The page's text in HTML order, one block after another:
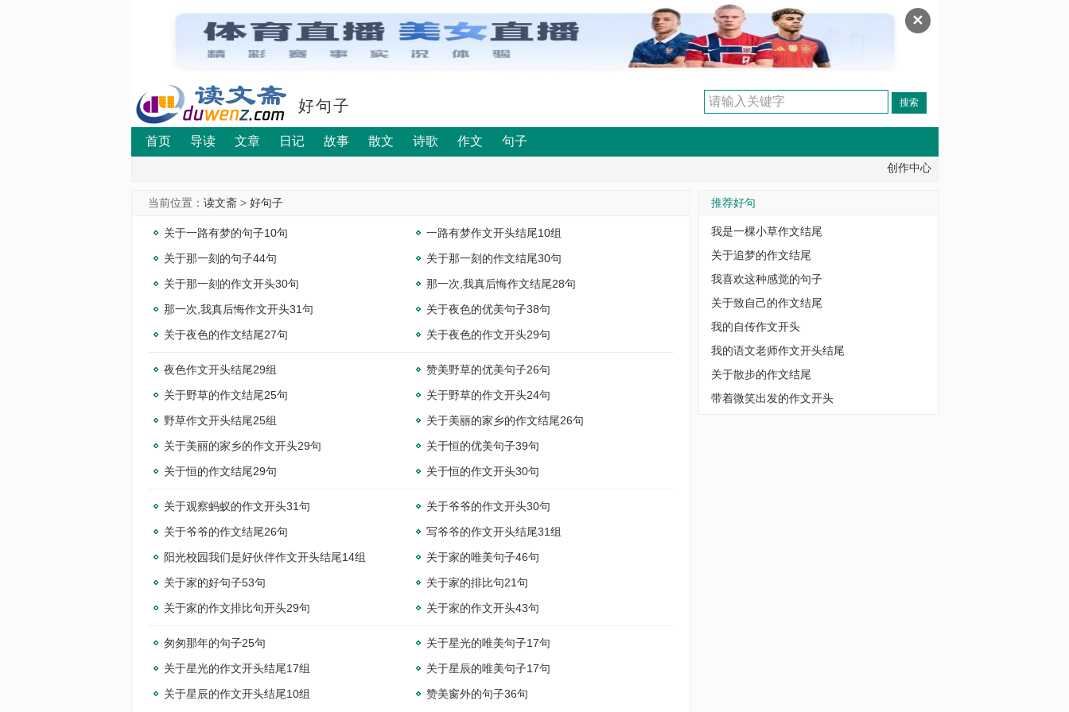
✕
好句子
首页 导读 文章 日记 故事 散文 诗歌 作文 句子
创作中心
当前位置： 读文斋> 好句子
关于一路有梦的句子10句
一路有梦作文开头结尾10组
关于那一刻的句子44句
关于那一刻的作文结尾30句
关于那一刻的作文开头30句
那一次,我真后悔作文结尾28句
那一次,我真后悔作文开头31句
关于夜色的优美句子38句
关于夜色的作文结尾27句
关于夜色的作文开头29句
夜色作文开头结尾29组
赞美野草的优美句子26句
关于野草的作文结尾25句
关于野草的作文开头24句
野草作文开头结尾25组
关于美丽的家乡的作文结尾26句
关于美丽的家乡的作文开头29句
关于恒的优美句子39句
关于恒的作文结尾29句
关于恒的作文开头30句
关于观察蚂蚁的作文开头31句
关于爷爷的作文开头30句
关于爷爷的作文结尾26句
写爷爷的作文开头结尾31组
阳光校园我们是好伙伴作文开头结尾14组
关于家的唯美句子46句
关于家的好句子53句
关于家的排比句21句
关于家的作文排比句开头29句
关于家的作文开头43句
匆匆那年的句子25句
关于星光的唯美句子17句
关于星光的作文开头结尾17组
关于星辰的唯美句子17句
关于星辰的作文开头结尾10组
赞美窗外的句子36句
推荐好句
我是一棵小草作文结尾
关于追梦的作文结尾
我喜欢这种感觉的句子
关于致自己的作文结尾
我的自传作文开头
我的语文老师作文开头结尾
关于散步的作文结尾
带着微笑出发的作文开头